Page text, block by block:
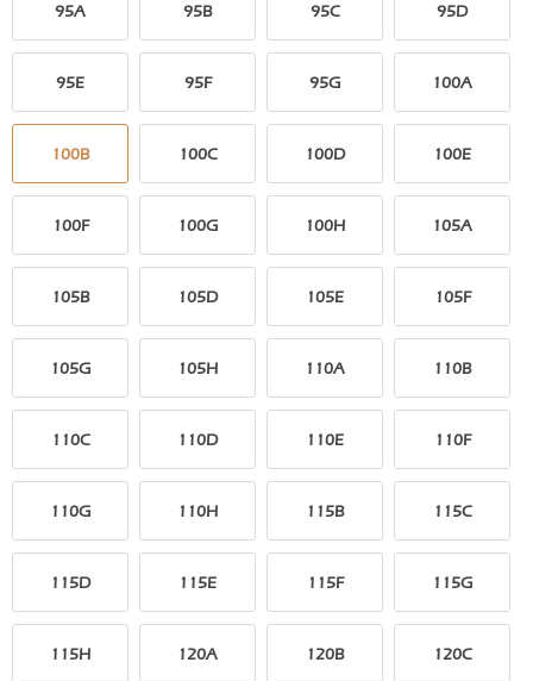
95A 95B 95C 95D
95E 95F 95G 100A
100B 100C 100D 100E
100F 100G 100H 105A
105B 105D 105E 105F
105G 105H 110A 110B
110C 110D 110E 110F
110G 110H 115B 115C
115D 115E 115F 115G
115H 120A 120B 120C